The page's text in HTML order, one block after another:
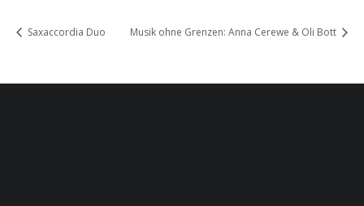
Saxaccordia Duo Musik ohne Grenzen: Anna Cerewe & Oli Bott